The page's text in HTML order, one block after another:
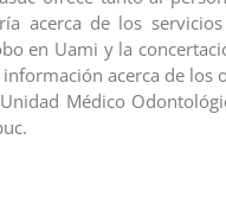
acerca de los
en Uami y la
acerca de los
Médico